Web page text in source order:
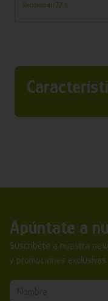
Recíbelo en 72 h.
Apúntate a
Suscríbete a nuestra
y promociones exclusivas.